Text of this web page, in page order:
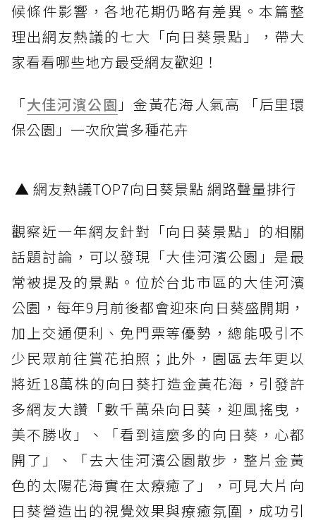
候條件影響，各地花期仍略有差異。本篇整
理出網友熱議的七大「向日葵景點」，帶大
家看看哪些地方最受網友歡迎！
「大佳河濱公園 」金黃花海人氣高 「后里環
保公園」一次欣賞多種花卉
▲ 網友熱議TOP7向日葵景點 網路聲量排行
觀察近一年網友針對「向日葵景點」的相關
話題討論，可以發現「大佳河濱公園」是最
常被提及的景點。位於台北市區的大佳河濱
公園，每年9月前後都會迎來向日葵盛開期，
加上交通便利、免門票等優勢，總能吸引不
少民眾前往賞花拍照；此外，園區去年更以
將近18萬株的向日葵打造金黃花海，引發許
多網友大讚「數千萬朵向日葵，迎風搖曳，
美不勝收」、「看到這麼多的向日葵，心都
開了」、「去大佳河濱公園散步，整片金黃
色的太陽花海實在太療癒了」，可見大片向
日葵營造出的視覺效果與療癒氛圍，成功引